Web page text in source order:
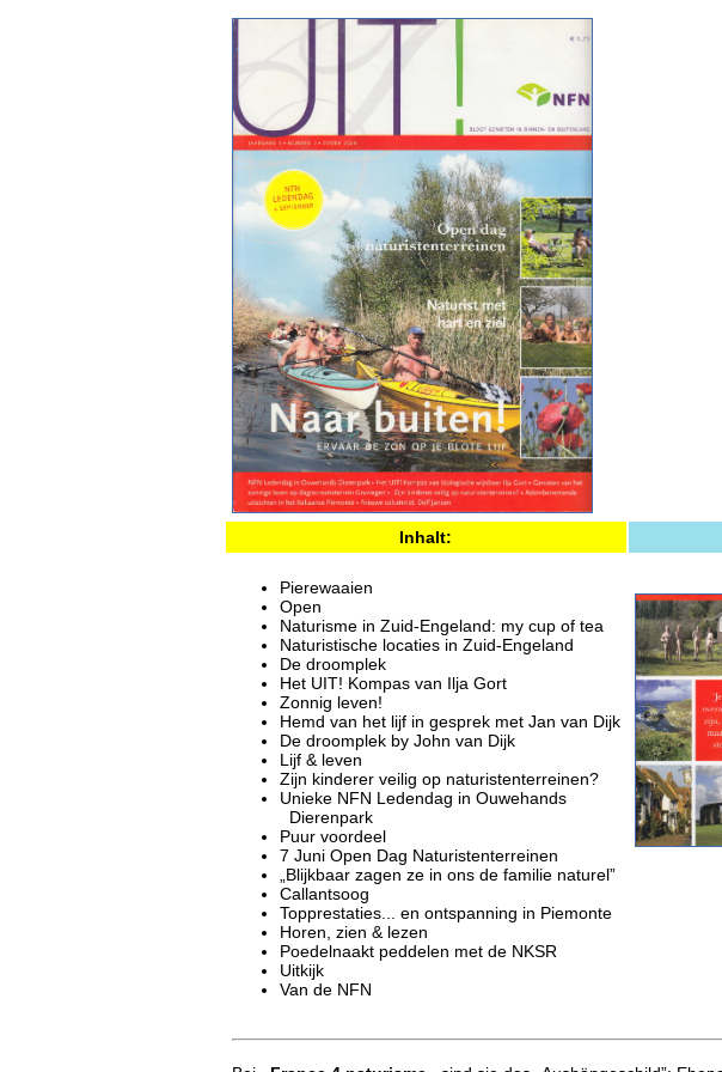
Inhalt:
Pierewaaien
Open
Naturisme in Zuid-Engeland: my cup of tea
Naturistische locaties in Zuid-Engeland
De droomplek
Het UIT! Kompas van Ilja Gort
Zonnig leven!
Hemd van het lijf in gesprek met Jan van Dijk
De droomplek by John van Dijk
Lijf & leven
Zijn kinderer veilig op naturistenterreinen?
Unieke NFN Ledendag in Ouwehands
Dierenpark
Puur voordeel
7 Juni Open Dag Naturistenterreinen
„Blijkbaar zagen ze in ons de familie naturel”
Callantsoog
Topprestaties... en ontspanning in Piemonte
Horen, zien & lezen
Poedelnaakt peddelen met de NKSR
Uitkijk
Van de NFN